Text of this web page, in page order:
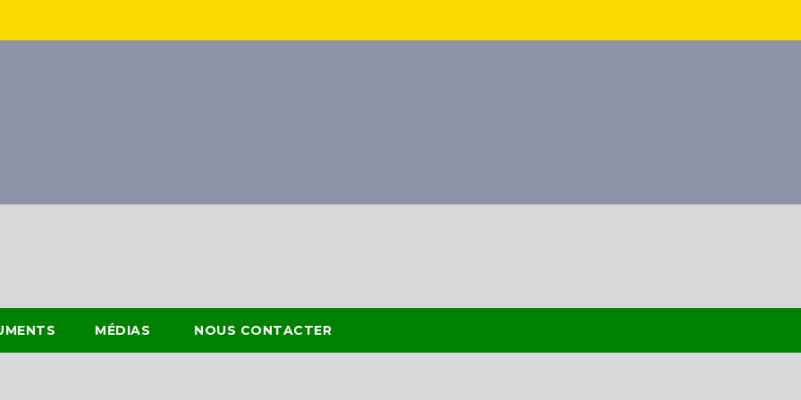
MÉDIAS NOUS CONTACTER